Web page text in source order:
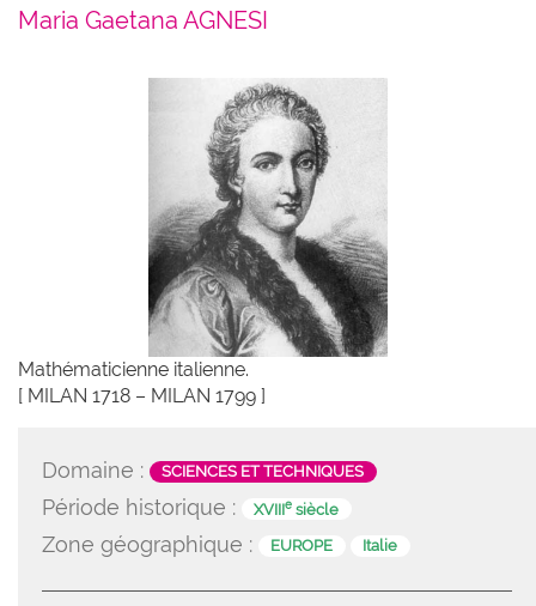
Maria Gaetana AGNESI
Mathématicienne italienne.
[ MILAN 1718 – MILAN 1799 ]
Domaine : SCIENCES ET TECHNIQUES
Période historique : XVIIIe siècle
Zone géographique : EUROPE Italie